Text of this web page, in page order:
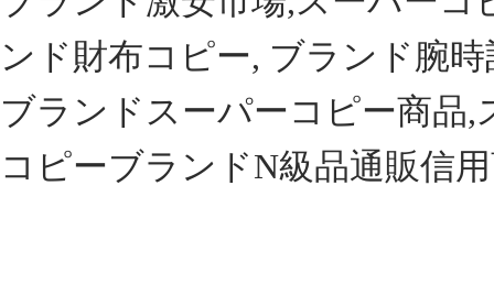
ンド財布コピー, ブランド腕
ブランドスーパーコピー商品
コピーブランドN級品通販信